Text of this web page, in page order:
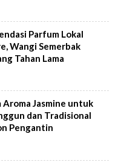
Parfum Lokal
Wangi Semerbak
Tahan Lama
Aroma Jasmine untuk
dan Tradisional
Pengantin